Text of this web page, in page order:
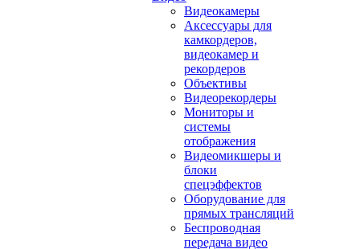
Видеокамеры
Аксессуары для
камкордеров,
видеокамер и
рекордеров
Объективы
Видеорекордеры
Мониторы и
системы
отображения
Видеомикшеры и
блоки
спецэффектов
Оборудование для
прямых трансляций
Беспроводная
передача видео